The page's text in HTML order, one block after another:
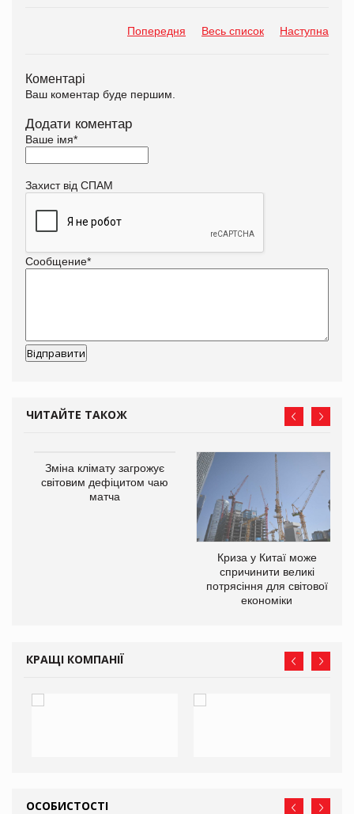
Попередня Весь список Наступна
Коментарі
Ваш коментар буде першим.
Додати коментар
Ваше імя*
Захист від СПАМ
Сообщение*
ЧИТАЙТЕ ТАКОЖ
Зміна клімату загрожує
світовим дефіцитом чаю
матча
Криза у Китаї може
спричинити великі
потрясіння для світової
економіки
КРАЩІ КОМПАНІЇ
ОСОБИСТОСТІ